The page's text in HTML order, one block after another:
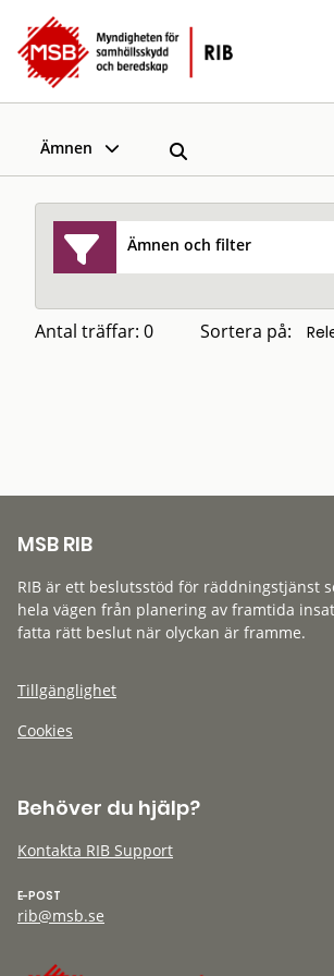
Ämnen
Ämnen och filter
Antal träffar: 0 Sortera på:
MSB RIB
RIB är ett beslutsstöd för räddningstjänst
hela vägen från planering av framtida
fatta rätt beslut när olyckan är framme.
Tillgänglighet
Cookies
Behöver du hjälp?
Kontakta RIB Support
E-POST
rib@msb.se